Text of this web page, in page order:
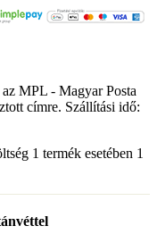
MPL - Magyar Posta
címre. Szállítási idő:
1 termék esetében 1